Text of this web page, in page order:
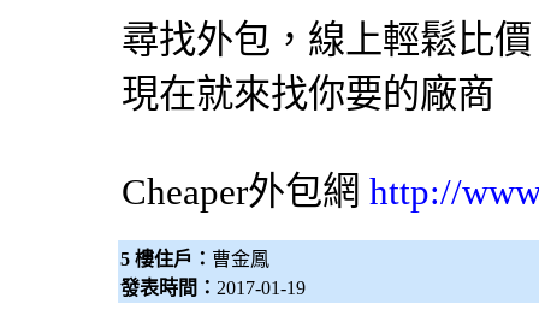
尋找外包，線上輕鬆比
現在就來找你要的廠商
Cheaper外包網 http://
5 樓住戶： 曹金鳳
發表時間： 2017-01-19